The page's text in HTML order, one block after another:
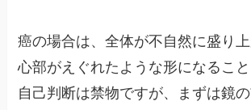
癌の場合は、全体が不自然に盛り
心部がえぐれたような形になること
自己判断は禁物ですが、まずは鏡